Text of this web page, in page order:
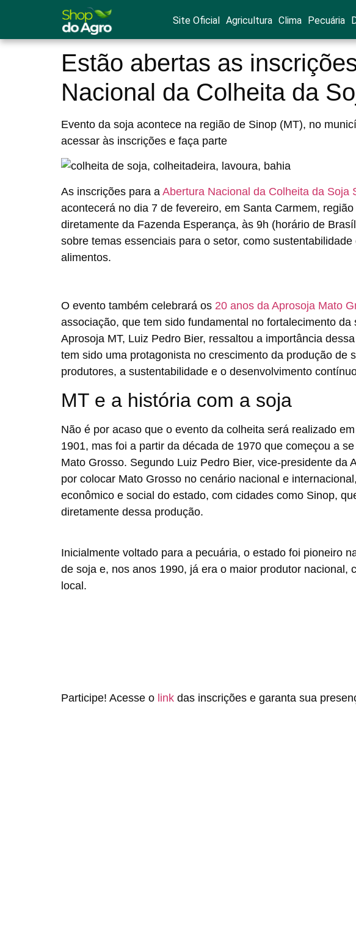
Site Oficial Agricultura Clima Pecuária
Estão abertas as
Nacional da Colheita da
Evento da soja acontece na região de Sinop (MT), no
acessar às inscrições e faça parte
As inscrições para a Abertura Nacional da Colheita da Soja
acontecerá no dia 7 de fevereiro, em Santa Carmem,
diretamente da Fazenda Esperança, às 9h (horário de
sobre temas essenciais para o setor, como
alimentos.
O evento também celebrará os 20 anos da Aprosoja Mato
associação, que tem sido fundamental no fortalecimento
Aprosoja MT, Luiz Pedro Bier, ressaltou a importância dessa
tem sido uma protagonista no crescimento da produção de
produtores, a sustentabilidade e o desenvolvimento
MT e a história com a soja
Não é por acaso que o evento da colheita será realizado
1901, mas foi a partir da década de 1970 que começou a
Mato Grosso. Segundo Luiz Pedro Bier, vice-presidente da
por colocar Mato Grosso no cenário nacional e
econômico e social do estado, com cidades como Sinop,
diretamente dessa produção.
Inicialmente voltado para a pecuária, o estado foi pioneiro
de soja e, nos anos 1990, já era o maior produtor nacional,
local.
Participe! Acesse o link das inscrições e garanta sua